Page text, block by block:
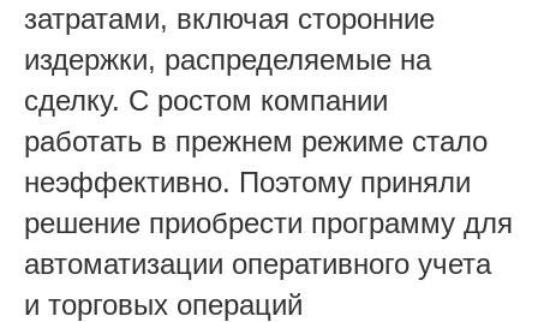
затратами, включая сторонние
издержки, распределяемые на
сделку. С ростом компании
работать в прежнем режиме стало
неэффективно. Поэтому приняли
решение приобрести программу для
автоматизации оперативного учета
и торговых операций